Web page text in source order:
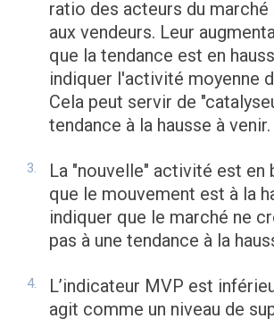
ratio des acteurs du
aux vendeurs. Leur
que la tendance est en
indiquer l'activité moyenne
Cela peut servir de
tendance à la hausse à venir.
La "nouvelle" activité est en
que le mouvement est à la
indiquer que le marché ne
pas à une tendance à la
L’indicateur MVP est
agit comme un niveau de